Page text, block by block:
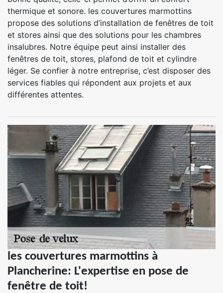
thermique et sonore. les couvertures marmottins
propose des solutions d’installation de fenêtres de toit
et stores ainsi que des solutions pour les chambres
insalubres. Notre équipe peut ainsi installer des
fenêtres de toit, stores, plafond de toit et cylindre
léger. Se confier à notre entreprise, c’est disposer des
services fiables qui répondent aux projets et aux
différentes attentes.
les couvertures marmottins à
Plancherine: L'expertise en pose de
fenêtre de toit!